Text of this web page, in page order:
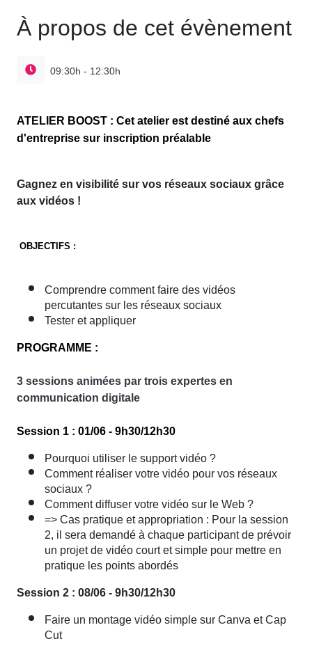
À propos de cet évènement
09:30h - 12:30h
ATELIER BOOST : Cet atelier est destiné aux chefs
d'entreprise sur inscription préalable
Gagnez en visibilité sur vos réseaux sociaux grâce
aux vidéos !
OBJECTIFS :
Comprendre comment faire des vidéos
percutantes sur les réseaux sociaux
Tester et appliquer
PROGRAMME :
3 sessions animées par trois expertes en
communication digitale
Session 1 : 01/06 - 9h30/12h30
Pourquoi utiliser le support vidéo ?
Comment réaliser votre vidéo pour vos réseaux
sociaux ?
Comment diffuser votre vidéo sur le Web ?
=> Cas pratique et appropriation : Pour la session
2, il sera demandé à chaque participant de prévoir
un projet de vidéo court et simple pour mettre en
pratique les points abordés
Session 2 : 08/06 - 9h30/12h30
Faire un montage vidéo simple sur Canva et Cap
Cut